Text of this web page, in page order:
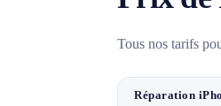
Tous nos tarifs
Réparation